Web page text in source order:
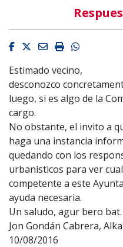
Facebook
Twitter
EmailImprimirWhatsapp
Estimado vecino,
desconozco
luego, si es algo de la
cargo.
No obstante, el invito a
haga una instancia
quedando con los
urbanísticos para ver
competente a este
ayuda necesaria.
Un saludo, agur bero bat.
Jon Gondán Cabrera,
10/08/2016